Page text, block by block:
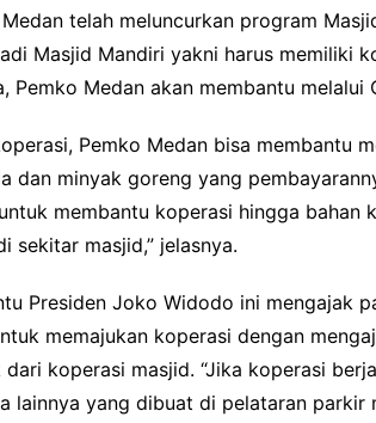
telah meluncurkan program
Masjid Mandiri yakni harus memiliki
Pemko Medan akan membantu melalui
Pemko Medan bisa membantu
dan minyak goreng yang
membantu koperasi hingga bahan
sekitar masjid,” jelasnya.
Presiden Joko Widodo ini mengajak
memajukan koperasi dengan
koperasi masjid. “Jika koperasi
lainnya yang dibuat di pelataran parkir